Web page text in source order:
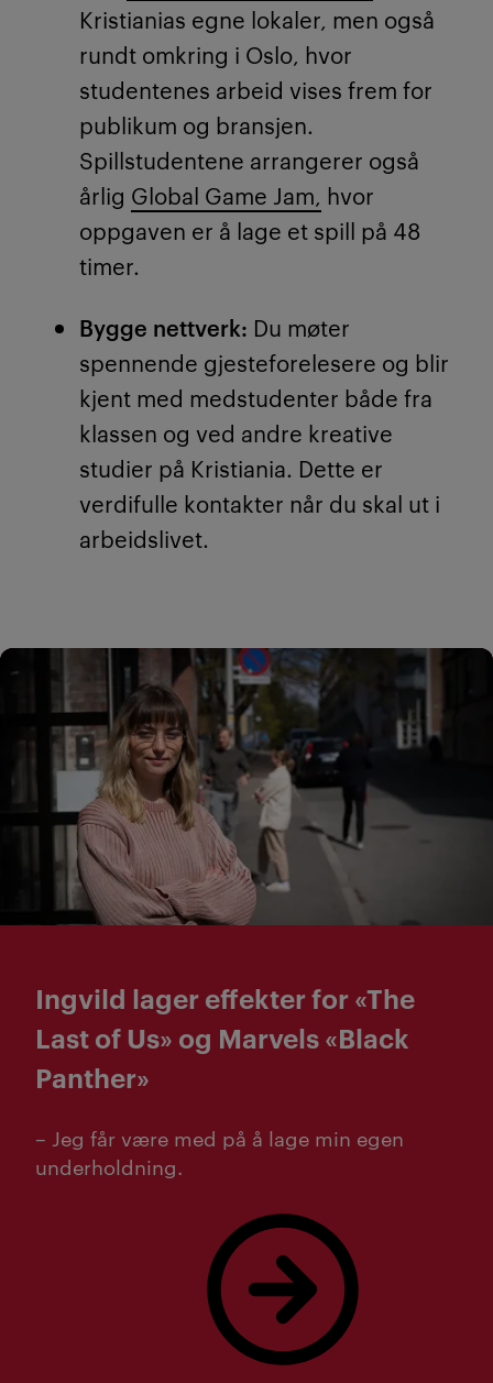
Kristianias egne lokaler, men også
rundt omkring i Oslo, hvor
studentenes arbeid vises frem for
publikum og bransjen.
Spillstudentene arrangerer også
årlig Global Game Jam, hvor
oppgaven er å lage et spill på 48
timer.
Bygge nettverk: Du møter
spennende gjesteforelesere og blir
kjent med medstudenter både fra
klassen og ved andre kreative
studier på Kristiania. Dette er
verdifulle kontakter når du skal ut i
arbeidslivet.
Ingvild lager effekter for «The
Last of Us» og Marvels «Black
Panther»
– Jeg får være med på å lage min egen
underholdning.